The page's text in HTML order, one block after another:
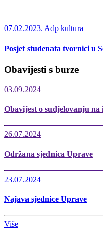
07.02.2023. Adp kultura
Posjet studenata tvornici u
Obavijesti s burze
03.09.2024
Obavijest o sudjelovanju
26.07.2024
Održana sjednica Uprave
23.07.2024
Najava sjednice Uprave
Više